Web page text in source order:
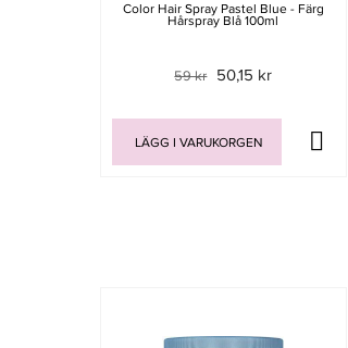
Color Hair Spray Pastel Blue - Färg
Hårspray Blå 100ml
59 kr 50,15 kr
LÄGG I VARUKORGEN